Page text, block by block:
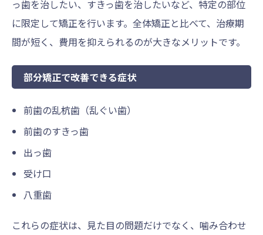
っ歯を治したい、すきっ歯を治したいなど、特定の部位
に限定して矯正を行います。全体矯正と比べて、治療期
間が短く、費用を抑えられるのが大きなメリットです。
部分矯正で改善できる症状
前歯の乱杭歯（乱ぐい歯）
前歯のすきっ歯
出っ歯
受け口
八重歯
これらの症状は、見た目の問題だけでなく、噛み合わせ